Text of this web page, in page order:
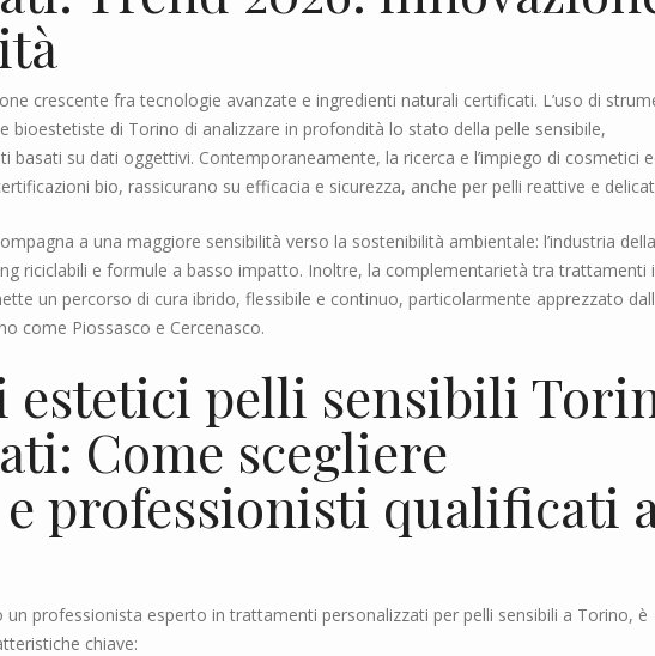
crescente fra tecnologie avanzate e ingredienti naturali certificati. L’uso di
di Torino di analizzare in profondità lo stato della pelle sensibile,
su dati oggettivi. Contemporaneamente, la ricerca e l’impiego di cosmetici
bio, rassicurano su efficacia e sicurezza, anche per pelli reattive e
a una maggiore sensibilità verso la sostenibilità ambientale: l’industria della
riciclabili e formule a basso impatto. Inoltre, la complementarietà tra trattamenti
un percorso di cura ibrido, flessibile e continuo, particolarmente apprezzato
come Piossasco e Cercenasco.
estetici pelli sensibili
Come scegliere
professionisti qualificati
professionista esperto in trattamenti personalizzati per pelli sensibili a Torino, è
chiave: